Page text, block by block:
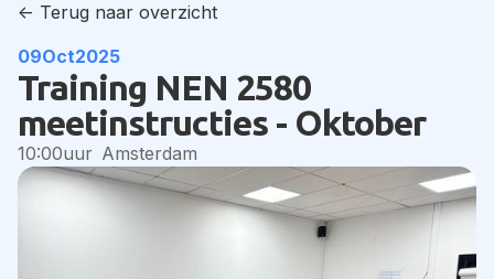
<- Terug naar overzicht
09Oct2025
Training NEN 2580
meetinstructies - Oktober
10:00uur Amsterdam